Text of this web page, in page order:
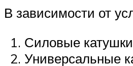
В зависимости от
Силовые
Универсальные